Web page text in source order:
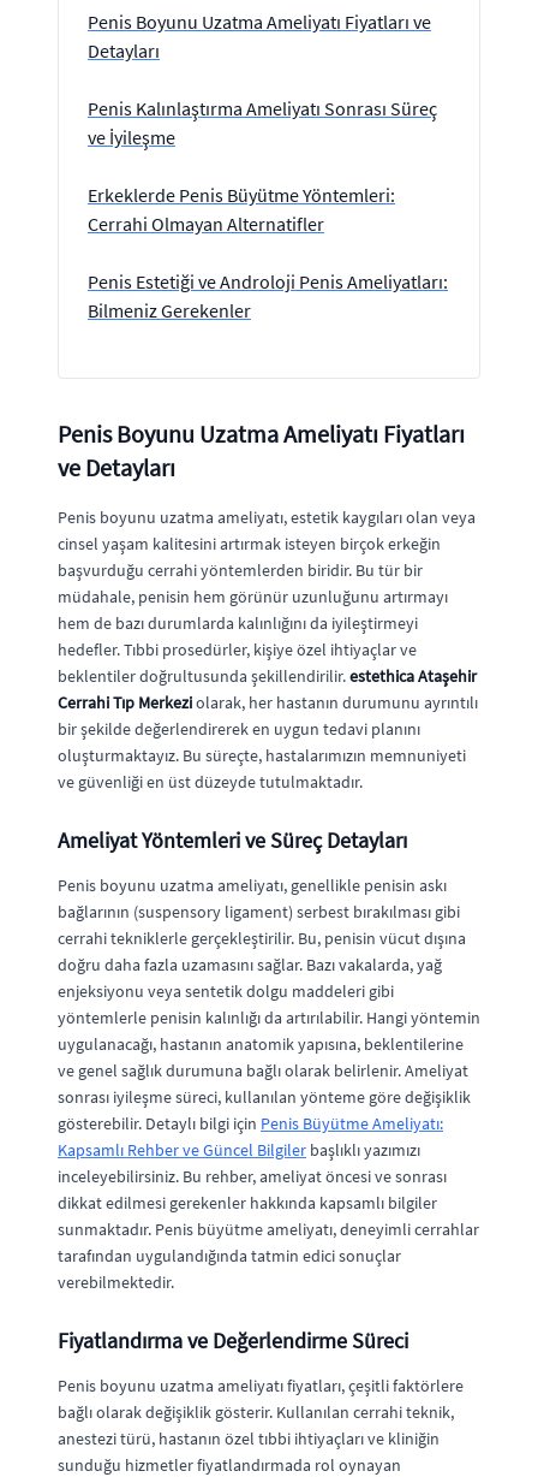
Penis Boyunu Uzatma Ameliyatı Fiyatları ve
Detayları
Penis Kalınlaştırma Ameliyatı Sonrası Süreç
ve İyileşme
Erkeklerde Penis Büyütme Yöntemleri:
Cerrahi Olmayan Alternatifler
Penis Estetiği ve Androloji Penis Ameliyatları:
Bilmeniz Gerekenler
Penis Boyunu Uzatma Ameliyatı Fiyatları
ve Detayları
Penis boyunu uzatma ameliyatı, estetik kaygıları olan veya
cinsel yaşam kalitesini artırmak isteyen birçok erkeğin
başvurduğu cerrahi yöntemlerden biridir. Bu tür bir
müdahale, penisin hem görünür uzunluğunu artırmayı
hem de bazı durumlarda kalınlığını da iyileştirmeyi
hedefler. Tıbbi prosedürler, kişiye özel ihtiyaçlar ve
beklentiler doğrultusunda şekillendirilir.estethica Ataşehir
Cerrahi Tıp Merkeziolarak, her hastanın durumunu ayrıntılı
bir şekilde değerlendirerek en uygun tedavi planını
oluşturmaktayız. Bu süreçte, hastalarımızın memnuniyeti
ve güvenliği en üst düzeyde tutulmaktadır.
Ameliyat Yöntemleri ve Süreç Detayları
Penis boyunu uzatma ameliyatı, genellikle penisin askı
bağlarının (suspensory ligament) serbest bırakılması gibi
cerrahi tekniklerle gerçekleştirilir. Bu, penisin vücut dışına
doğru daha fazla uzamasını sağlar. Bazı vakalarda, yağ
enjeksiyonu veya sentetik dolgu maddeleri gibi
yöntemlerle penisin kalınlığı da artırılabilir. Hangi yöntemin
uygulanacağı, hastanın anatomik yapısına, beklentilerine
ve genel sağlık durumuna bağlı olarak belirlenir. Ameliyat
sonrası iyileşme süreci, kullanılan yönteme göre değişiklik
gösterebilir. Detaylı bilgi için Penis Büyütme Ameliyatı:
Kapsamlı Rehber ve Güncel Bilgiler başlıklı yazımızı
inceleyebilirsiniz. Bu rehber, ameliyat öncesi ve sonrası
dikkat edilmesi gerekenler hakkında kapsamlı bilgiler
sunmaktadır. Penis büyütme ameliyatı, deneyimli cerrahlar
tarafından uygulandığında tatmin edici sonuçlar
verebilmektedir.
Fiyatlandırma ve Değerlendirme Süreci
Penis boyunu uzatma ameliyatı fiyatları, çeşitli faktörlere
bağlı olarak değişiklik gösterir. Kullanılan cerrahi teknik,
anestezi türü, hastanın özel tıbbi ihtiyaçları ve kliniğin
sunduğu hizmetler fiyatlandırmada rol oynayan